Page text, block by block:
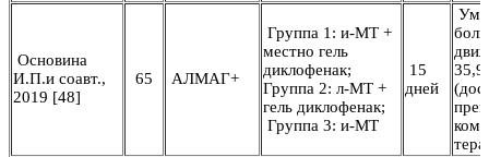
Основина
И.П.и соавт.,
2019 [48]
65 АЛМАГ+
Группа 1: и-МТ +
местно гель
диклофенак;
Группа 2: л-МТ +
гель диклофенак;
Группа 3: и-МТ
15
дней
35,9